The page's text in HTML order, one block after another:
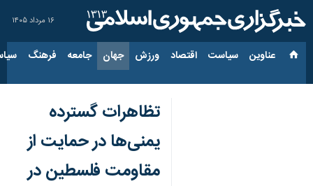
۱۶ مرداد ۱۴۰۵
عناوین‌ سیاست اقتصاد ورزش جهان جامعه فرهنگ
تظاهرات گسترده
یمنی‌ها در حمایت از
مقاومت فلسطین در